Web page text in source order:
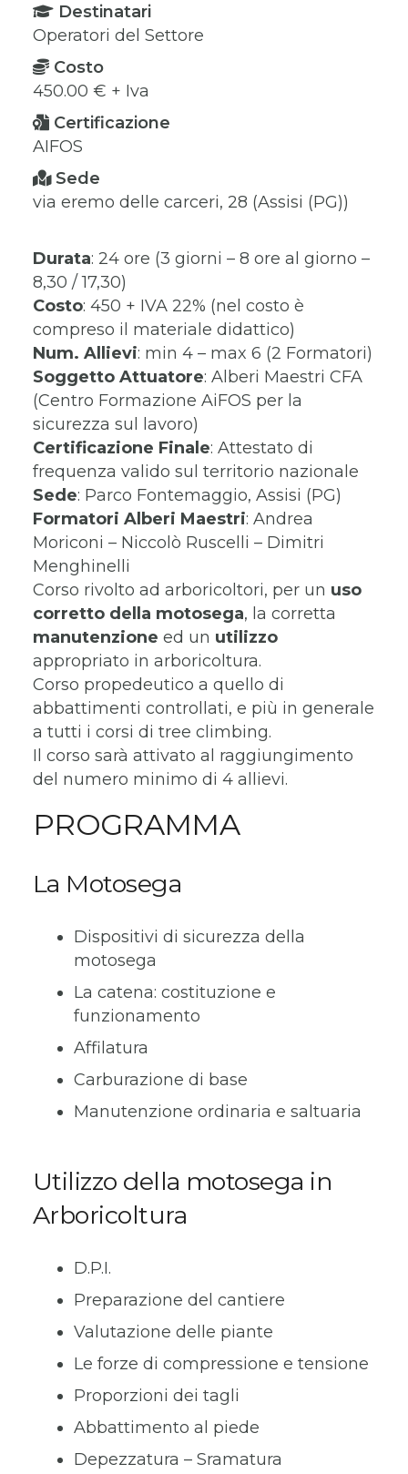
Durata: 24 ore (3 giorni – 8 ore al giorno –
8,30 / 17,30)
Costo: 450 + IVA 22% (nel costo è
compreso il materiale didattico)
Num. Allievi: min 4 – max 6 (2 Formatori)
Soggetto Attuatore: Alberi Maestri CFA
(Centro Formazione AiFOS per la
sicurezza sul lavoro)
Certificazione Finale: Attestato di
frequenza valido sul territorio nazionale
Sede: Parco Fontemaggio, Assisi (PG)
Formatori Alberi Maestri: Andrea
Moriconi – Niccolò Ruscelli – Dimitri
Menghinelli
Corso rivolto ad arboricoltori, per un uso
corretto della motosega, la corretta
manutenzione ed un utilizzo
appropriato in arboricoltura.
Corso propedeutico a quello di
abbattimenti controllati, e più in generale
a tutti i corsi di tree climbing.
Il corso sarà attivato al raggiungimento
del numero minimo di 4 allievi.
PROGRAMMA
La Motosega
Dispositivi di sicurezza della
motosega
La catena: costituzione e
funzionamento
Affilatura
Carburazione di base
Manutenzione ordinaria e saltuaria
Utilizzo della motosega in
Arboricoltura
D.P.I.
Preparazione del cantiere
Valutazione delle piante
Le forze di compressione e tensione
Proporzioni dei tagli
Abbattimento al piede
Depezzatura – Sramatura
Destinatari
Operatori del Settore
Costo
450.00 € + Iva
Certificazione
AIFOS
Sede
via eremo delle carceri, 28 (Assisi (PG))